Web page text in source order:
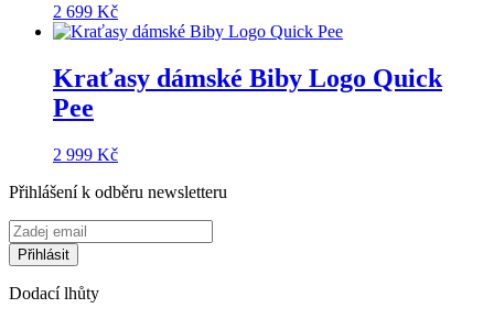
2 699 Kč
Kraťasy dámské Biby Logo Quick
Pee
2 999 Kč
Přihlášení k odběru newsletteru
Dodací lhůty